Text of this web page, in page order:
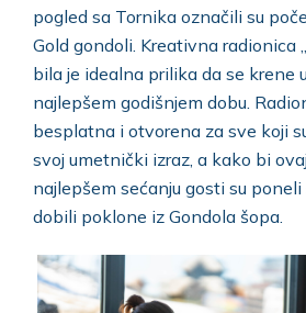
pogled sa Tornika označili su
Gold gondoli. Kreativna radionica
bila je idealna prilika da se krene
najlepšem godišnjem dobu.
besplatna i otvorena za sve koji
svoj umetnički izraz, a kako bi
najlepšem sećanju gosti su
dobili poklone iz Gondola šopa.